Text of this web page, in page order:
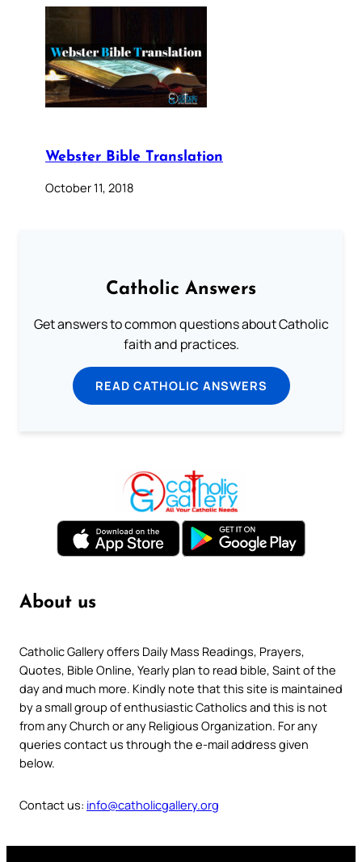
Webster Bible Translation
October 11, 2018
Catholic Answers
Get answers to common questions about Catholic
faith and practices.
READ CATHOLIC ANSWERS
About us
Catholic Gallery offers Daily Mass Readings, Prayers,
Quotes, Bible Online, Yearly plan to read bible, Saint of the
day and much more. Kindly note that this site is maintained
by a small group of enthusiastic Catholics and this is not
from any Church or any Religious Organization. For any
queries contact us through the e-mail address given
below.
Contact us: info@catholicgallery.org